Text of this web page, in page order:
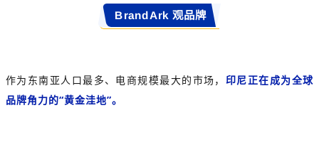
BrandArk 观品牌
作为东南亚人口最多、电商规模最大的市场， 印尼正在成为全球
品牌角力的“黄金洼地”。